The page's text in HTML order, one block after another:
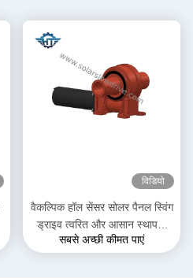
विडियो
वैकल्पिक हॉल सेंसर सोलर पैनल स्विंग
ड्राइव त्वरित और आसान स्थापना
और अनुकूलित समाधान के लिए
सबसे अच्छी कीमत पाएं